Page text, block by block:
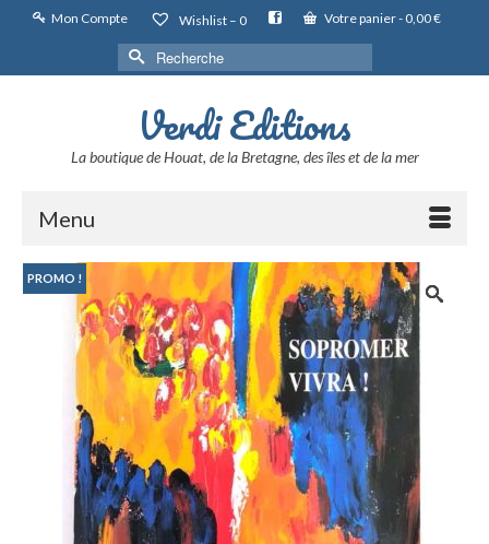
Mon Compte Wishlist – 0 Votre panier- 0,00€
Rechercher :
Verdi Editions
La boutique de Houat, de la Bretagne, des îles et de la mer
Menu
PROMO !